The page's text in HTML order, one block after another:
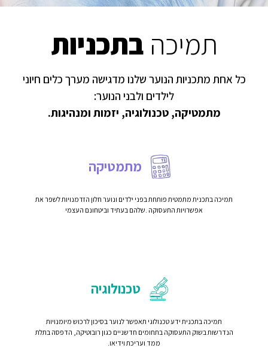
תמיכה בתכניות
כל אחת מתכניות הנוער שלנו מדגישה מערך כלים חיוני
לילדים ולבני הנוער:
מתמטיקה, טכנולוגיה, יזמות ומנהיגות.
מתמטיקה
תמיכה בתכנית מתמטית פותחת בפני ילדים ונוער חלון הזדמנויות לשפר את
אפשרויות התעסוקה .שלהם בעתיד וביטחונם העצמי
טכנולוגיה
תמיכה בתכנית ידע טכנולוגי תאפשר לנוער בסיכון לרכוש מיומנויות
הנדרשות בשוק התעסוקה בתחומים חדשניים כגון רובוטיקה, הדפסה בתלת
ממד ועריכת וידיאו.